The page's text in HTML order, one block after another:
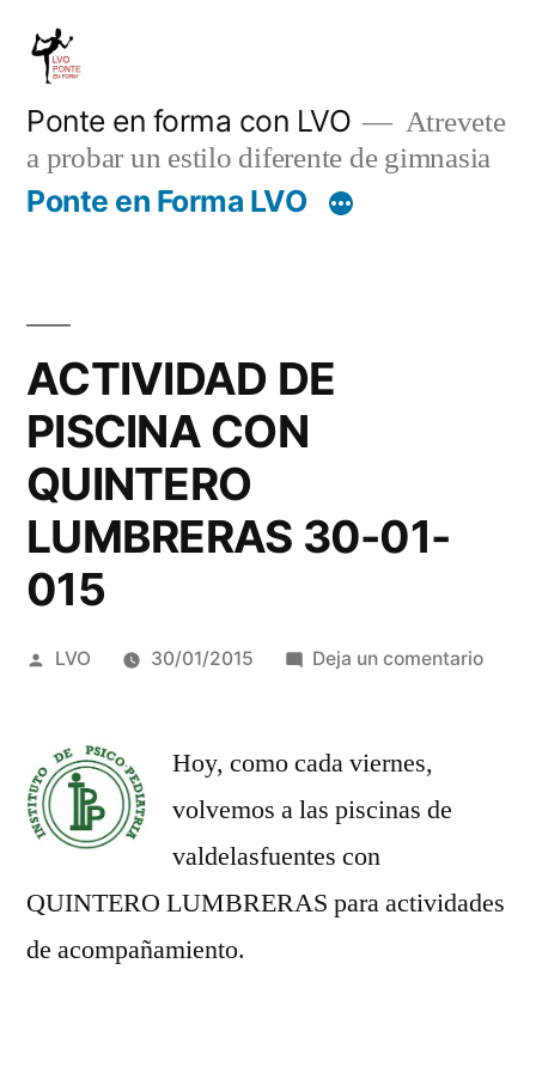
Saltar
contenido
Ponte en forma con LVO
Atrevete
a probar un estilo diferente de gimnasia
Ponte en Forma LVO
ACTIVIDAD DE
PISCINA CON
QUINTERO
LUMBRERAS 30-01-
015
Publicado
LVO 30/01/2015 Deja un comentarioen
Hoy, como cada viernes,
volvemos a las piscinas de
valdelasfuentes con
QUINTERO LUMBRERAS para actividades
de acompañamiento.